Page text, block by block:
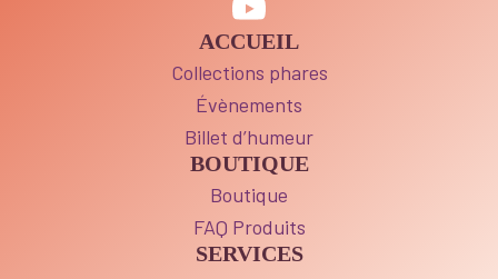
ACCUEIL
Collections phares
Évènements
Billet d’humeur
BOUTIQUE
Boutique
FAQ Produits
SERVICES